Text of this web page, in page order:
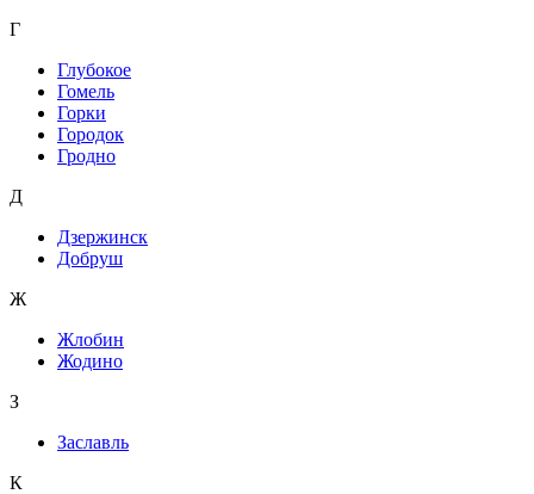
Г
Глубокое
Гомель
Горки
Городок
Гродно
Д
Дзержинск
Добруш
Ж
Жлобин
Жодино
З
Заславль
К